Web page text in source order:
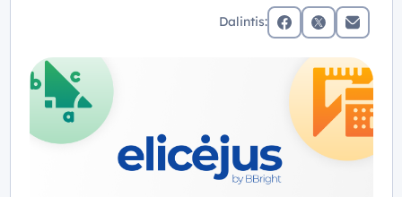
mokykloms stebėti pažangą sisteminiu mastu.
Grįžtamasis ryšys mokytojams su konkrečiomis
silpnąsias sritis.
Administravimo įrankiai, leidžiantys kurti mokinių
grupes, valdyti prieigas, stebėti progresą ir rengti
ataskaitas.
Mokiniai platformoje randa patrauklią, aiškią ir prie jų
tempo pritaikytą mokymosi aplinką, kurioje ne tik
Dalintis:
facebookx (twitter)